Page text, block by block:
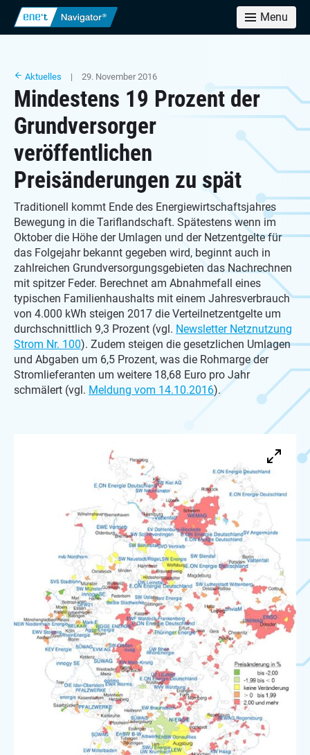
Menu
Aktuelles | 29. November 2016
Mindestens 19 Prozent der
Grundversorger
veröffentlichen
Preisänderungen zu spät
Traditionell kommt Ende des Energiewirtschaftsjahres
Bewegung in die Tariflandschaft. Spätestens wenn im
Oktober die Höhe der Umlagen und der Netzentgelte für
das Folgejahr bekannt gegeben wird, beginnt auch in
zahlreichen Grundversorgungsgebieten das Nachrechnen
mit spitzer Feder. Berechnet am Abnahmefall eines
typischen Familienhaushalts mit einem Jahresverbrauch
von 4.000 kWh steigen 2017 die Verteilnetzentgelte um
durchschnittlich 9,3 Prozent (vgl. Newsletter Netznutzung
Strom Nr. 100). Zudem steigen die gesetzlichen Umlagen
und Abgaben um 6,5 Prozent, was die Rohmarge der
Stromlieferanten um weitere 18,68 Euro pro Jahr
schmälert (vgl. Meldung vom 14.10.2016).